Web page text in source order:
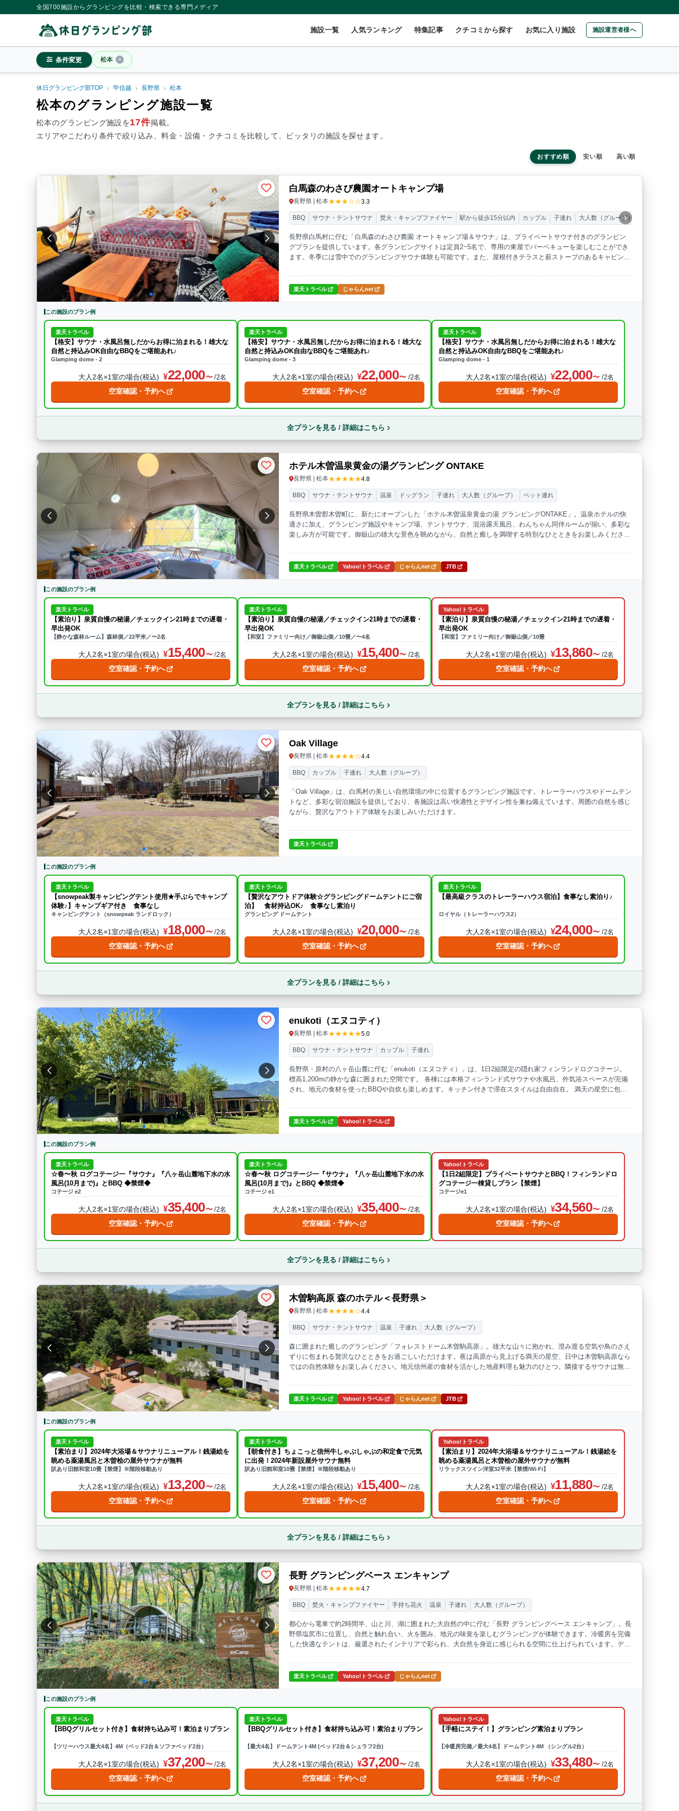
全国700施設からグランピングを比較・検索できる専門メディア
施設一覧 人気ランキング 特集記事 クチコミから探す お気に入り施設 施設運営者様へ
条件変更 松本
松本
シチュエーション
子連れ 大人数(グループ)
ペット連れ
施設タイプ
ドームテント コットンテント コテージ・ロッジ バンガロー・キャビン
1組限定貸切
特徴・アクティビティ
BBQ サウナ・テントサウナ 焚火・キャンプファイヤー 手持ち花火 温泉 プール 海水浴 ドッグラン
駅から徒歩15分以内 駅から送迎あり
条件をクリア
休日グランピング部TOP 甲信越 長野県 松本
松本のグランピング施設一覧
松本のグランピング施設を17件掲載。
エリアやこだわり条件で絞り込み、料金・設備・クチコミを比較して、ピッタリの施設を探せます。
おすすめ順 安い順 高い順
白馬森のわさび農園オートキャンプ場
長野県 | 松本★★★☆☆3.3
長野県白馬村に佇む「白馬森のわさび農園 オートキャンプ場＆サウナ」は、プライベートサウナ付きのグランピン
グプランを提供しています。各グランピングサイトは定員2~5名で、専用の東屋でバーベキューを楽しむことができ
ます。冬季には雪中でのグランピングサウナ体験も可能です。また、屋根付きテラスと薪ストーブのあるキャビン
抜群です。
BBQ サウナ・テントサウナ 焚火・キャンプファイヤー 駅から徒歩15分以内 カップル 子連れ 大人数（グループ）
楽天トラベル じゃらんnet
この施設のプラン例
楽天トラベル
【格安】サウナ・水風呂無しだからお得に泊まれる！雄大な
自然と持込みOK自由なBBQをご堪能あれ♪
Glamping dome - 2
大人2名×1室の場合(税込) 22,000 /2名
空室確認・予約へ
楽天トラベル
【格安】サウナ・水風呂無しだからお得に泊まれる！雄大な
自然と持込みOK自由なBBQをご堪能あれ♪
Glamping dome - 3
大人2名×1室の場合(税込) 22,000 /2名
空室確認・予約へ
楽天トラベル
【格安】サウナ・水風呂無しだからお得に泊まれる！雄大な
自然と持込みOK自由なBBQをご堪能あれ♪
Glamping dome - 1
大人2名×1室の場合(税込) 22,000 /2名
空室確認・予約へ
全プランを見る / 詳細はこちら
ホテル木曽温泉黄金の湯グランピング ONTAKE
長野県 | 松本★★★★★4.8
長野県木曽郡木曽町に、新たにオープンした「ホテル木曽温泉黄金の湯 グランピングONTAKE」。温泉ホテルの快
適さに加え、グランピング施設やキャンプ場、テントサウナ、混浴露天風呂、わんちゃん同伴ルームが揃い、多彩な
楽しみ方が可能です。御嶽山の雄大な景色を眺めながら、自然と癒しを満喫する特別なひとときをお楽しみくださ
BBQ サウナ・テントサウナ 温泉 ドッグラン 子連れ 大人数（グループ） ペット連れ
楽天トラベル Yahoo!トラベル じゃらんnet JTB
この施設のプラン例
楽天トラベル
【素泊り】泉質自慢の秘湯／チェックイン21時までの遅着・
早出発OK
【静かな森林ルーム】森林側／22平米／〜2名
大人2名×1室の場合(税込) 15,400 /2名
空室確認・予約へ
楽天トラベル
【素泊り】泉質自慢の秘湯／チェックイン21時までの遅着・
早出発OK
【和室】ファミリー向け／御嶽山側／10畳／〜4名
大人2名×1室の場合(税込) 15,400 /2名
空室確認・予約へ
Yahoo!トラベル
【素泊り】泉質自慢の秘湯／チェックイン21時までの遅着・
早出発OK
【和室】ファミリー向け／御嶽山側／10畳
大人2名×1室の場合(税込) 13,860 /2名
空室確認・予約へ
全プランを見る / 詳細はこちら
Oak Village
長野県 | 松本★★★★☆4.4
「Oak Village」は、白馬村の美しい自然環境の中に位置するグランピング施設です。トレーラーハウスやドームテン
トなど、多彩な宿泊施設を提供しており、各施設は高い快適性とデザイン性を兼ね備えています。周囲の自然を感じ
ながら、贅沢なアウトドア体験をお楽しみいただけます。
BBQ カップル 子連れ 大人数（グループ）
楽天トラベル
この施設のプラン例
楽天トラベル
【snowpeak製キャンピングテント使用★手ぶらでキャンプ
体験♪】キャンプギア付き 食事なし
キャンピングテント（snowpeak ランドロック）
大人2名×1室の場合(税込) 18,000 /2名
空室確認・予約へ
楽天トラベル
【贅沢なアウトドア体験☆グランピングドームテントにご宿
泊】 食材持込OK♪ 食事なし素泊り
グランピング ドームテント
大人2名×1室の場合(税込) 20,000 /2名
空室確認・予約へ
楽天トラベル
【最高級クラスのトレーラーハウス宿泊】食事なし素泊り♪
ロイヤル（トレーラーハウス2）
大人2名×1室の場合(税込) 24,000 /2名
空室確認・予約へ
全プランを見る / 詳細はこちら
enukoti（エヌコティ）
長野県 | 松本★★★★★5.0
長野県・原村の八ヶ岳山麓に佇む「enukoti（エヌコティ）」は、1日2組限定の隠れ家フィンランドログコテージ。
標高1,200mの静かな森に囲まれた空間です。 各棟には本格フィンランド式サウナや水風呂、外気浴スペースが完備
され、地元の食材を使ったBBQや自炊も楽しめます。キッチン付きで滞在スタイルは自由自在。 満天の星空に包ま
BBQ サウナ・テントサウナ カップル 子連れ
楽天トラベル Yahoo!トラベル
この施設のプラン例
楽天トラベル
☆春〜秋 ログコテージ一『サウナ』『八ヶ岳山麓地下水の水
風呂(10月まで)』とBBQ ◆禁煙◆
コテージ e2
大人2名×1室の場合(税込) 35,400 /2名
空室確認・予約へ
楽天トラベル
☆春〜秋 ログコテージ一『サウナ』『八ヶ岳山麓地下水の水
風呂(10月まで)』とBBQ ◆禁煙◆
コテージ e1
大人2名×1室の場合(税込) 35,400 /2名
空室確認・予約へ
Yahoo!トラベル
【1日2組限定】プライベートサウナとBBQ！フィンランドロ
グコテージ一棟貸しプラン【禁煙】
コテージe1
大人2名×1室の場合(税込) 34,560 /2名
空室確認・予約へ
全プランを見る / 詳細はこちら
木曽駒高原 森のホテル＜長野県＞
長野県 | 松本★★★★☆4.4
森に囲まれた癒しのグランピング「フォレストドーム木曽駒高原」。雄大な山々に抱かれ、澄み渡る空気や鳥のさえ
ずりに包まれる贅沢なひとときをお過ごしいただけます。夜は高原から見上げる満天の星空、日中は木曽駒高原なら
ではの自然体験をお楽しみください。地元信州産の食材を活かした地産料理も魅力のひとつ。隣接するサウナは無料
BBQ サウナ・テントサウナ 温泉 子連れ 大人数（グループ）
楽天トラベル Yahoo!トラベル じゃらんnet JTB
この施設のプラン例
楽天トラベル
【素泊まり】2024年大浴場＆サウナリニューアル！銭湯絵を
眺める薬湯風呂と木曽桧の屋外サウナが無料
訳あり旧館和室10畳【禁煙】※階段移動あり
大人2名×1室の場合(税込) 13,200 /2名
空室確認・予約へ
楽天トラベル
【朝食付き】ちょこっと信州牛しゃぶしゃぶの和定食で元気
に出発！2024年新設屋外サウナ無料
訳あり旧館和室10畳【禁煙】※階段移動あり
大人2名×1室の場合(税込) 15,400 /2名
空室確認・予約へ
Yahoo!トラベル
【素泊まり】2024年大浴場＆サウナリニューアル！銭湯絵を
眺める薬湯風呂と木曽桧の屋外サウナが無料
リラックスツイン洋室32平米【禁煙/Wi-Fi】
大人2名×1室の場合(税込) 11,880 /2名
空室確認・予約へ
全プランを見る / 詳細はこちら
長野 グランピングベース エンキャンプ
長野県 | 松本★★★★★4.7
都心から電車で約2時間半、山と川、湖に囲まれた大自然の中に佇む「長野 グランピングベース エンキャンプ」。長
野県塩尻市に位置し、自然と触れ合い、火を囲み、地元の味覚を楽しむグランピングが体験できます。冷暖房を完備
した快適なテントは、厳選されたインテリアで彩られ、大自然を身近に感じられる空間に仕上げられています。ディ
ベート感あふれる食事の時間が過ごせます。「炎、縁、円（en)・・が広がる」人生を豊かにするひとときを。「エ
ンキャンプ」で非日常の贅沢をお楽しみください。
BBQ 焚火・キャンプファイヤー 手持ち花火 温泉 子連れ 大人数（グループ）
楽天トラベル Yahoo!トラベル じゃらんnet
この施設のプラン例
楽天トラベル
【BBQグリルセット付き】食材持ち込み可！素泊まりプラン
【ツリーハウス最大4名】4M（ベッド2台＆ソファベッド2台）
大人2名×1室の場合(税込) 37,200 /2名
空室確認・予約へ
楽天トラベル
【BBQグリルセット付き】食材持ち込み可！素泊まりプラン
【最大4名】ドームテント4M (ベッド2台＆シュラフ2台)
大人2名×1室の場合(税込) 37,200 /2名
空室確認・予約へ
Yahoo!トラベル
【手軽にステイ！】グランピング素泊まりプラン
【冷暖房完備／最大4名】ドームテント4M （シングル2台）
大人2名×1室の場合(税込) 33,480 /2名
空室確認・予約へ